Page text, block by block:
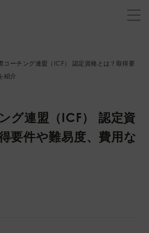
コーチング連盟（ICF） 認定資格とは？取得要
紹介
グ連盟（ICF） 認定資
要件や難易度、費用な